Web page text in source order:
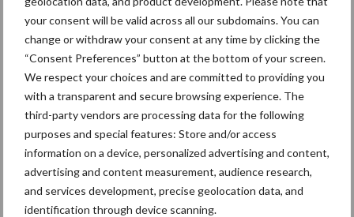
your consent will be valid across all our subdomains. You can
change or withdraw your consent at any time by clicking the
“Consent Preferences” button at the bottom of your screen.
We respect your choices and are committed to providing you
with a transparent and secure browsing experience. The
third-party vendors are processing data for the following
purposes and special features: Store and/or access
information on a device, personalized advertising and content,
advertising and content measurement, audience research,
and services development, precise geolocation data, and
identification through device scanning.
Sidebar
7 aug
Britse varkenssector vreest
afzetcrisis in het najaar
7 aug
Grondstoffenmarkt blijft grillig:
droogte en geopolitiek houden
handel in de greep
5 aug
“Vraag naar praktische